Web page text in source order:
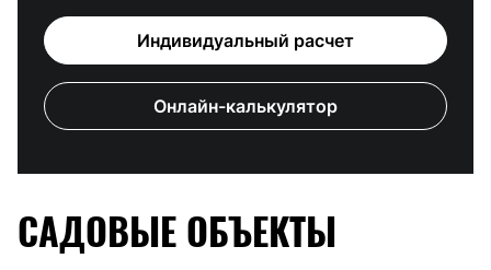
Индивидуальный расчет
Онлайн-калькулятор
САДОВЫЕ ОБЪЕКТЫ